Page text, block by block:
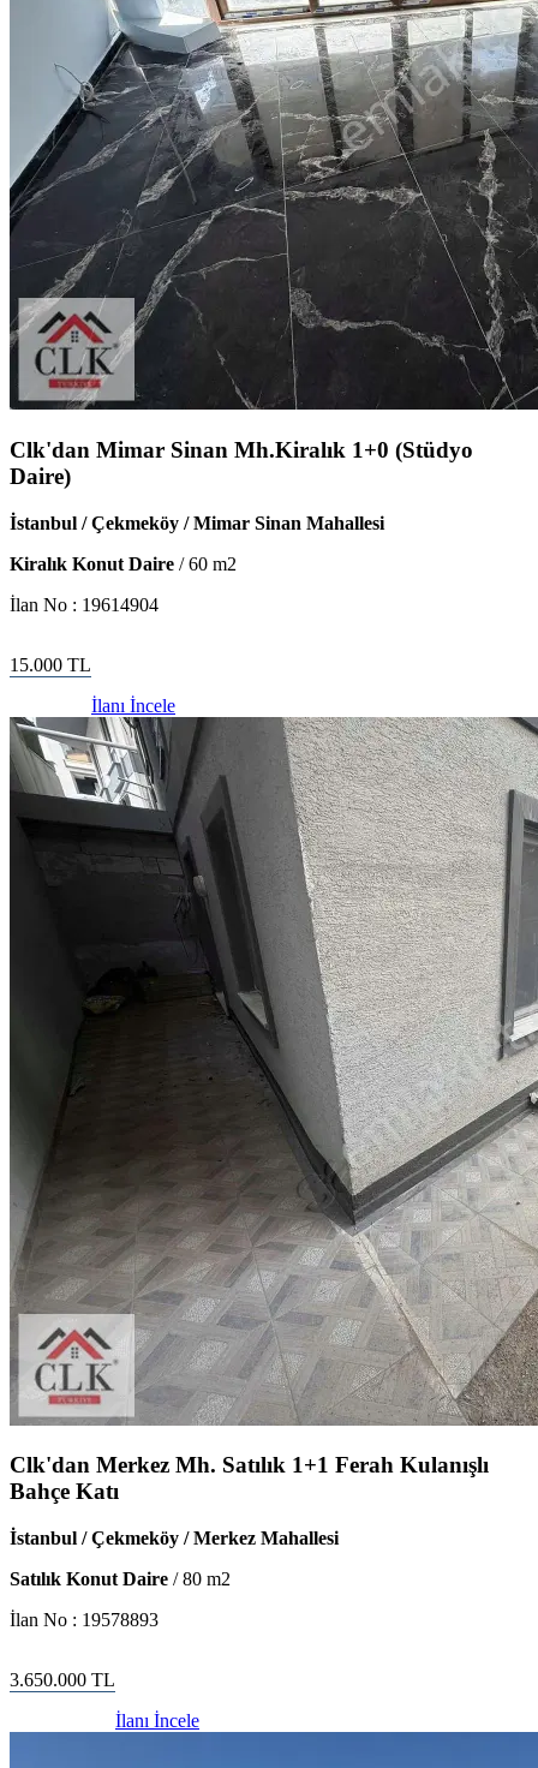
Clk'dan Mimar Sinan Mh.Kiralık 1+0 (Stüdyo
Daire)
İstanbul / Çekmeköy / Mimar Sinan Mahallesi
Kiralık Konut Daire /60 m2
İlan No : 19614904
15.000 TL
İlanı İncele
Clk'dan Merkez Mh. Satılık 1+1 Ferah Kulanışlı
Bahçe Katı
İstanbul / Çekmeköy / Merkez Mahallesi
Satılık Konut Daire /80 m2
İlan No : 19578893
3.650.000 TL
İlanı İncele